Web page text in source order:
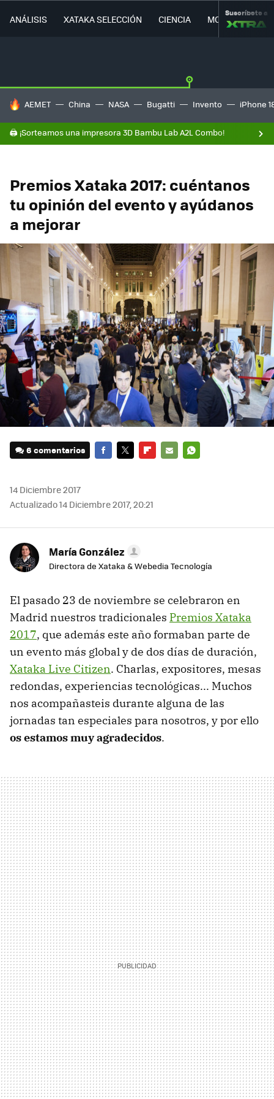
ANÁLISIS XATAKA SELECCIÓN CIENCIA MOVILIDAD
Suscríbete a
HOY SE HABLA DE
AEMET China NASA Bugatti Invento iPhone
🖨️ ¡Sorteamos una impresora 3D Bambu Lab A2L Combo!
Premios Xataka 2017: cuéntanos
tu opinión del evento y ayúdanos
a mejorar
6 comentarios
14 Diciembre 2017
Actualizado 14 Diciembre 2017, 20:21
María González
Directora de Xataka & Webedia Tecnología
El pasado 23 de noviembre se celebraron en
Madrid nuestros tradicionales Premios Xataka
2017, que además este año formaban parte de
un evento más global y de dos días de duración,
Xataka Live Citizen. Charlas, expositores, mesas
redondas, experiencias tecnológicas... Muchos
nos acompañasteis durante alguna de las
jornadas tan especiales para nosotros, y por ello
os estamos muy agradecidos.